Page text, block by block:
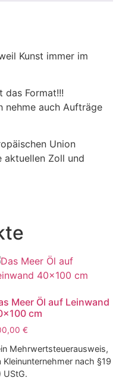
Kunst immer im
das Format!!!
nehme auch Aufträge
Union
aktuellen Zoll und
Meer Öl auf Leinwand
cm
€
Mehrwertsteuerausweis,
Kleinunternehmer nach §19
UStG.